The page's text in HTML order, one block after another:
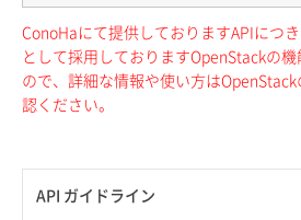
API ガイドライン
ConoHaにて提供しておりますAPIにつ
として採用しておりますOpenStackの
ので、詳細な情報や使い方は
認ください。